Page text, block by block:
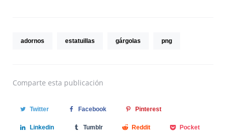
adornos estatuillas gárgolas png
Comparte esta publicación
Twitter Facebook Pinterest
Linkedin Tumblr Reddit Pocket